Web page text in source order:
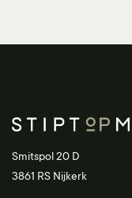
Smitspol 20 D
3861 RS Nijkerk